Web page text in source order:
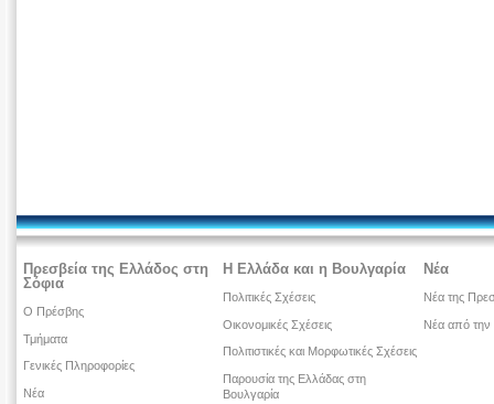
Πρεσβεία της Ελλάδος στη
Σόφια
Ο Πρέσβης
Τμήματα
Γενικές Πληροφορίες
Νέα
Η Ελλάδα και η Βουλγαρία
Πολιτικές Σχέσεις
Οικονομικές Σχέσεις
Πολιτιστικές και Μορφωτικές Σχέσεις
Παρουσία της Ελλάδας στη
Βουλγαρία
Νέα
Νέα της
Νέα από την